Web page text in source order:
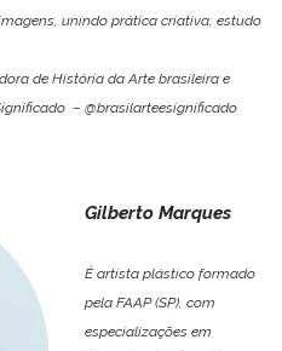
unindo prática criativa, estudo
de História da Arte brasileira e
– @brasilarteesignificado
Gilberto Marques
É artista plástico formado
pela FAAP (SP), com
especializações em